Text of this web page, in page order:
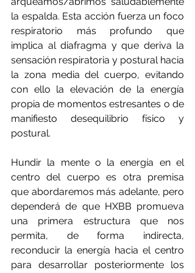
la espalda. Esta acción fuerza un foco
respiratorio más profundo que
implica al diafragma y que deriva la
sensación respiratoria y postural hacia
la zona media del cuerpo, evitando
con ello la elevación de la energía
propia de momentos estresantes o de
manifiesto desequilibrio físico y
postural.
Hundir la mente o la energía en el
centro del cuerpo es otra premisa
que abordaremos más adelante, pero
dependerá de que HXBB promueva
una primera estructura que nos
permita, de forma indirecta,
reconducir la energía hacia el centro
para desarrollar posteriormente los